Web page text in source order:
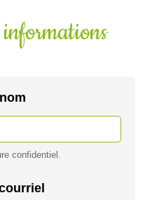
confidentiel.